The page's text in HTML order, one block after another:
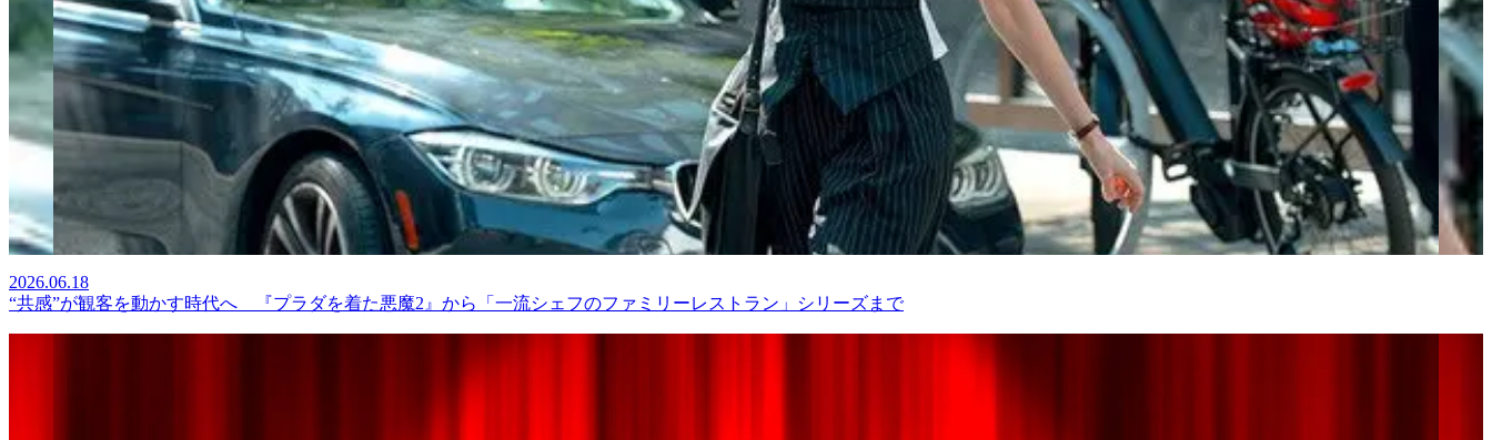
2026.06.18
“共感”が観客を動かす時代へ 『プラダを着た悪魔2』から「一流シェフのファミリーレストラン」シリーズまで